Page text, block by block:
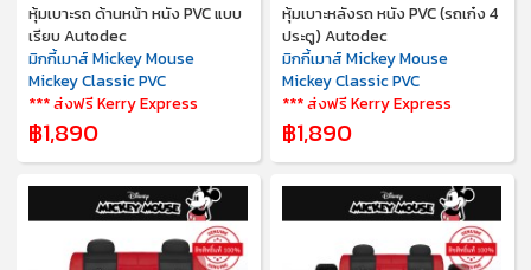
หุ้มเบาะรถ ด้านหน้า หนัง PVC แบบ
เรียบ Autodec
มิกกี้เมาส์ Mickey Mouse
Mickey Classic PVC
*** ส่งฟรี Kerry Express
฿1,890
หุ้มเบาะหลังรถ หนัง PVC (รถเก๋ง 4
ประตู) Autodec
มิกกี้เมาส์ Mickey Mouse
Mickey Classic PVC
*** ส่งฟรี Kerry Express
฿1,890